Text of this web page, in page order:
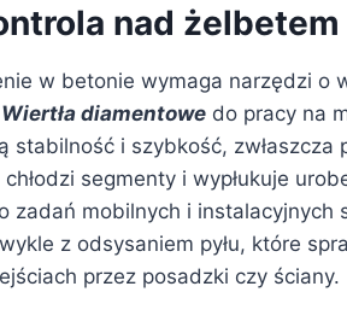
nad żelbetem
w betonie wymaga narzędzi o
Wiertła diamentowe do pracy na
stabilność i szybkość,
segmenty i wypłukuje
zadań mobilnych i instalacyjnych
z odsysaniem pyłu, które
przez posadzki czy ściany.